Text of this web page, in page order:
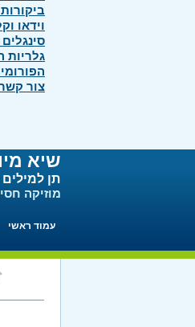
וידאו
גלריות
צור
שיא
תן
מוזיקה
עמוד ראשי